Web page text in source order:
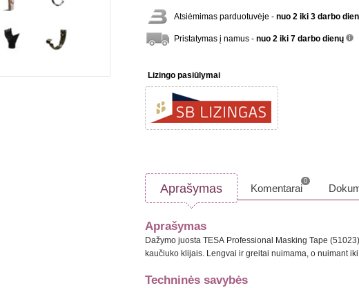
Atsiėmimas parduotuvėje - nuo 2 iki 3 darbo
Pristatymas į namus - nuo 2 iki 7 darbo dienų
Lizingo pasiūlymai
Aprašymas Komentarai
0
Aprašymas
Dažymo juosta TESA Professional Masking Tape
kaučiuko klijais. Lengvai ir greitai nuimama, o nuimant
Techninės savybės